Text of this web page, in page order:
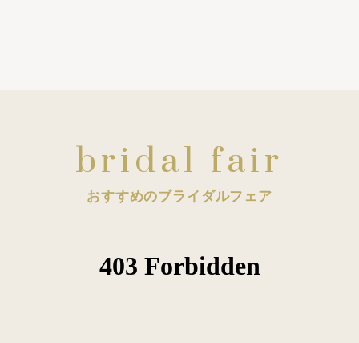
bridal fair
おすすめのブライダルフェア